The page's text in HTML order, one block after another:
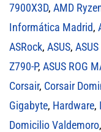
7900X3D, AMD
Informática Madrid,
ASRock, ASUS,
Z790-P, ASUS ROG
Corsair, Corsair
Gigabyte, Hardware,
Domicilio Valdemoro,